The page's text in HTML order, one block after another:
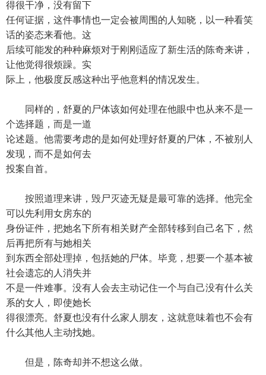
得很干净，没有留下
任何证据，这件事情也一定会被周围的人知晓，以一种看笑
话的姿态来看他。这
后续可能发的种种麻烦对于刚刚适应了新生活的陈奇来讲，
让他觉得很烦躁。实
际上，他极度反感这种出乎他意料的情况发生。
同样的，舒夏的尸体该如何处理在他眼中也从来不是一
个选择题，而是一道
论述题。他需要考虑的是如何处理好舒夏的尸体，不被别人
发现，而不是如何去
投案自首。
按照道理来讲，毁尸灭迹无疑是最可靠的选择。他完全
可以先利用女房东的
身份证件，把她名下所有相关财产全部转移到自己名下，然
后再把所有与她相关
到东西全部处理掉，包括她的尸体。毕竟，想要一个基本被
社会遗忘的人消失并
不是一件难事。没有人会去主动记住一个与自己没有什么关
系的女人，即使她长
得很漂亮。舒夏也没有什么家人朋友，这就意味着也不会有
什么其他人主动找她。
但是，陈奇却并不想这么做。